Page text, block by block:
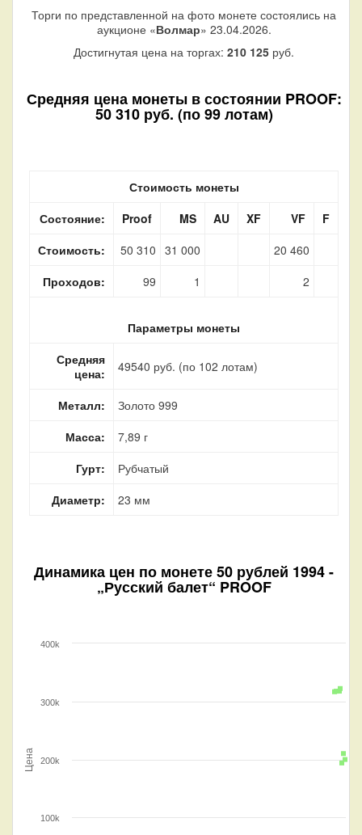
Торги по представленной на фото монете состоялись на
аукционе «Волмар» 23.04.2026.
Достигнутая цена на торгах: 210 125 руб.
Средняя цена монеты в состоянии PROOF:
50 310 руб. (по 99 лотам)
Стоимость монеты
Состояние:
Proof MS AU XF VF
F
Стоимость:
50 310 31 000
20 460
Проходов:
99 1 2
Параметры монеты
Средняя
цена:
49540 руб. (по 102 лотам)
Металл:
Золото 999
Масса:
7,89 г
Гурт:
Рубчатый
Диаметр:
23 мм
Динамика цен по монете50 рублей 1994 -
„Русский балет“ PROOF
Цена
100k
200k
300k
400k